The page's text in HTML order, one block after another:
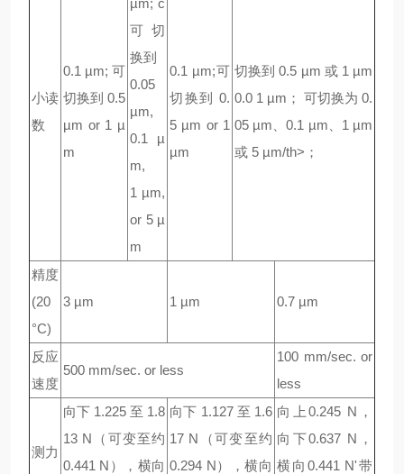
小读
数
0.1 µm; 可
切换到 0.5
µm or 1 µ
m
µm; c
可切
换到
0.05
µm,
0.1 µ
m,
1 µm,
or 5 µ
m
0.1 µm;可
切换到 0.
5 µm or 1
µm
切换到 0.5 µm 或 1 µm
0.0 1 µm； 可切换为 0.
05 µm、0.1 µm、1 µm
或 5 µm/th>；
精度
(20
°C)
3 µm 1 µm 0.7 µm
反应
速度
500 mm/sec. or less
100 mm/sec. or
less
测力
向下 1.225 至 1.8
13 N（可变至约
0.441 N），横向
向下 1.127 至 1.6
17 N（可变至约
0.294 N），横向
向上0.245 N，
向下0.637 N，
横向0.441 N'带